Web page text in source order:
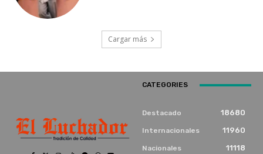
Cargar más
CATEGORIES
Destacado 18680
Internacionales 11960
Nacionales 11118